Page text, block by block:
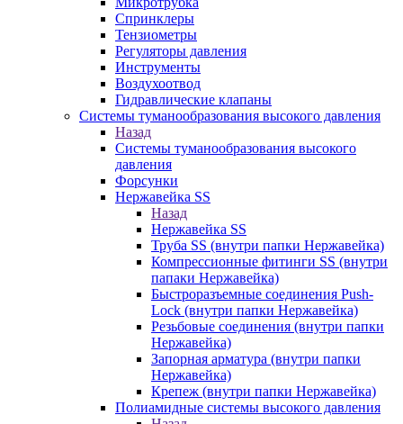
Спринклеры
Тензиометры
Регуляторы давления
Инструменты
Воздухоотвод
Гидравлические клапаны
Системы туманообразования высокого давления
Назад
Системы туманообразования высокого
давления
Форсунки
Нержавейка SS
Назад
Нержавейка SS
Труба SS (внутри папки Нержавейка)
Компрессионные фитинги SS (внутри
папаки Нержавейка)
Быстроразъемные соединения Push-
Lock (внутри папки Нержавейка)
Резьбовые соединения (внутри папки
Нержавейка)
Запорная арматура (внутри папки
Нержавейка)
Крепеж (внутри папки Нержавейка)
Полиамидные системы высокого давления